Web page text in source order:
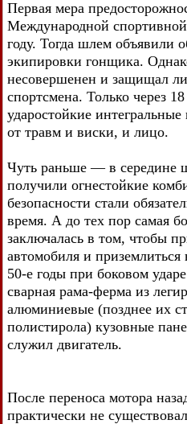
Первая мера
Международной
году. Тогда шлем объявили
экипировки гонщика.
несовершенен и защищал
спортсмена. Только через
ударостойкие
от травм и виски, и лицо.
Чуть раньше — в середине
получили огнестойкие
безопасности стали
время. А до тех пор самая
заключалась в том, чтобы
автомобиля и
50-е годы при боковом
сварная рама-ферма из
алюминиевые (позднее их
полистирола) кузовные
служил двигатель.
После переноса мотора
практически не